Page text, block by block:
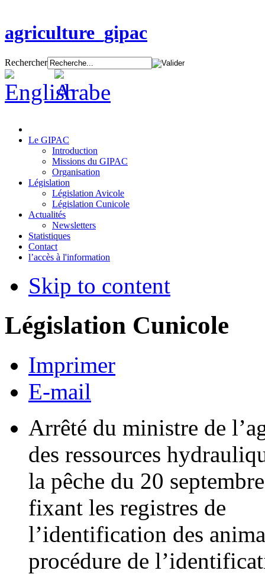
agriculture_gipac
Rechercher
Le GIPAC
Introduction
Missions du GIPAC
Organisation
Législation
Législation Avicole
Législation Cunicole
Actualités
Newsletters
Statistiques
Contact
l’accès à l'information
Skip to content
Législation Cunicole
Imprimer
E-mail
Arrêté du ministre de
des ressources
la pêche du 20
fixant les registres de
l’identification des
procédure de